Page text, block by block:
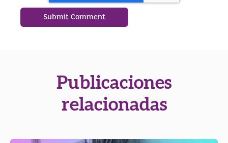
Publicaciones
relacionadas